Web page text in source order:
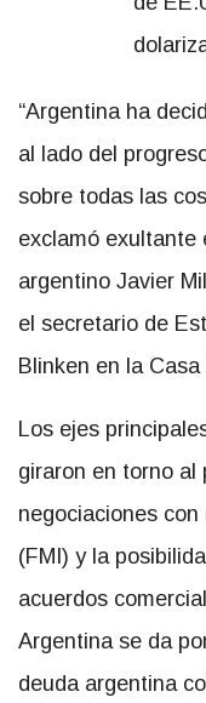
“Argentina ha
al lado del
sobre todas las
exclamó exultante
argentino Javier
el secretario de
Blinken en la
Los ejes
giraron en torno al
negociaciones
(FMI) y la
acuerdos
Argentina se da
deuda argentina